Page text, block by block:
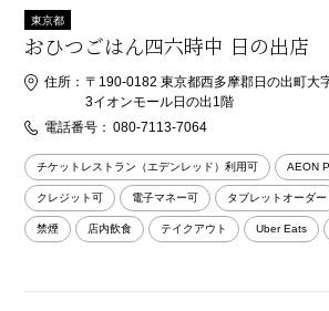
東京都
おひつごはん四六時中 日の出店
住所： 〒190-0182 東京都西多摩郡日の出町大
3イオンモール日の出1階
電話番号： 080-7113-7064
チケットレストラン（エデンレッド）利用可 AEON
クレジット可 電子マネー可 タブレットオーダー
禁煙 店内飲食 テイクアウト Uber Eats